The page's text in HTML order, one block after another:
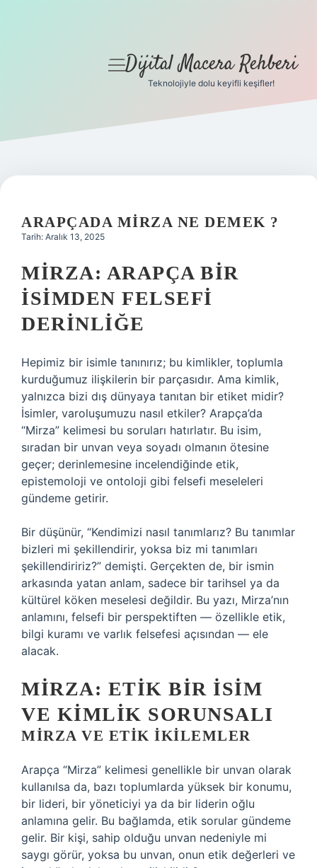
Gizlilik Politikası
Yasal Uyarı
menüyü
Dijital Macera Rehberi
Teknolojiyle dolu keyifli keşifler!
ARAPÇADA MIRZA NE DEMEK ?
Tarih: Aralık 13, 2025
MIRZA: ARAPÇA BIR
İSIMDEN FELSEFI
DERINLIĞE
Hepimiz bir isimle tanınırız; bu kimlikler, toplumla
kurduğumuz ilişkilerin bir parçasıdır. Ama kimlik,
yalnızca bizi dış dünyaya tanıtan bir etiket midir?
İsimler, varoluşumuzu nasıl etkiler? Arapça’da
“Mirza” kelimesi bu soruları hatırlatır. Bu isim,
sıradan bir unvan veya soyadı olmanın ötesine
geçer; derinlemesine incelendiğinde etik,
epistemoloji ve ontoloji gibi felsefi meseleleri
gündeme getirir.
Bir düşünür, “Kendimizi nasıl tanımlarız? Bu tanımlar
bizleri mi şekillendirir, yoksa biz mi tanımları
şekillendiririz?” demişti. Gerçekten de, bir ismin
arkasında yatan anlam, sadece bir tarihsel ya da
kültürel köken meselesi değildir. Bu yazı, Mirza’nın
anlamını, felsefi bir perspektiften — özellikle etik,
bilgi kuramı ve varlık felsefesi açısından — ele
alacak.
MIRZA: ETIK BIR İSIM
VE KIMLIK SORUNSALI
MIRZA VE ETIK İKILEMLER
Arapça “Mirza” kelimesi genellikle bir unvan olarak
kullanılsa da, bazı toplumlarda yüksek bir konumu,
bir lideri, bir yöneticiyi ya da bir liderin oğlu
anlamına gelir. Bu bağlamda, etik sorular gündeme
gelir. Bir kişi, sahip olduğu unvan nedeniyle mi
saygı görür, yoksa bu unvan, onun etik değerleri ve